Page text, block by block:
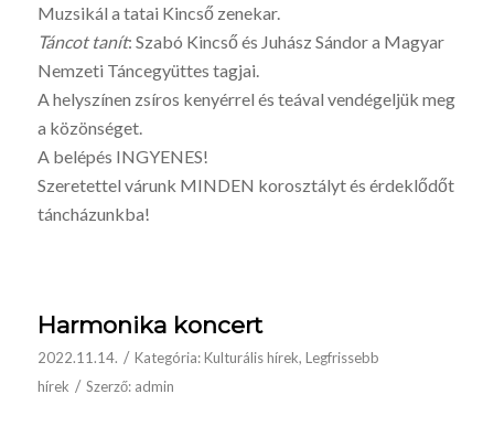
Muzsikál a tatai Kincső zenekar.
Táncot tanít: Szabó Kincső és Juhász Sándor a Magyar
Nemzeti Táncegyüttes tagjai.
A helyszínen zsíros kenyérrel és teával vendégeljük meg
a közönséget.
A belépés INGYENES!
Szeretettel várunk MINDEN korosztályt és érdeklődőt
táncházunkba!
Harmonika koncert
2022.11.14. / Kategória:Kulturális hírek, Legfrissebb
hírek / Szerző: admin